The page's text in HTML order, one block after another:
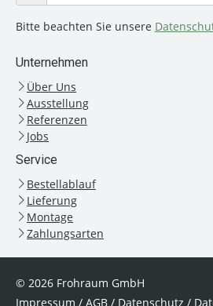
Bitte beachten Sie unsere
Unternehmen
Über Uns
Ausstellung
Referenzen
Jobs
Service
Bestellablauf
Lieferung
Montage
Zahlungsarten
© 2026 Frohraum GmbH
Impressum / AGB / Datenschutz /